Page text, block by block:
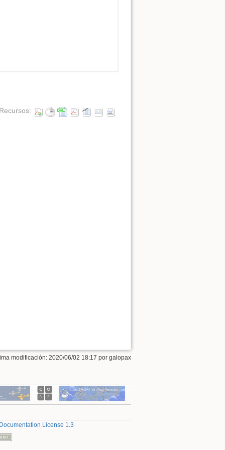
Recursos:
modificación: 2020/06/02 18:17 por galopax
License 1.3